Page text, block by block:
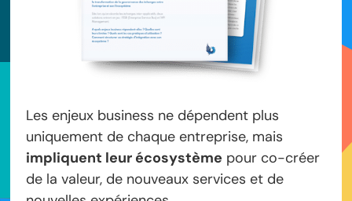
Les enjeux business ne dépendent plus
uniquement de chaque entreprise, mais
impliquent leur écosystème pour co-créer
de la valeur, de nouveaux services et de